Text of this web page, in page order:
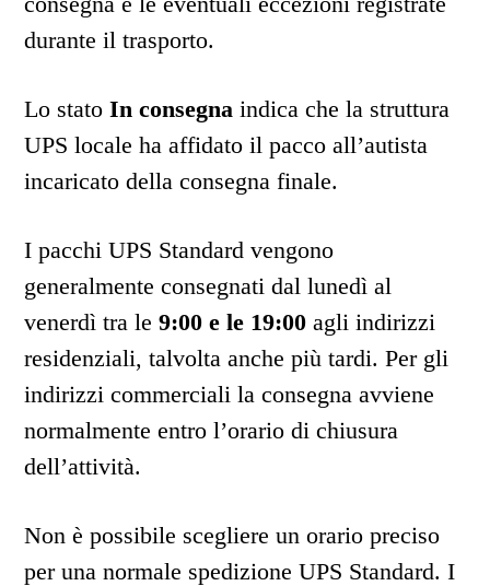
durante il trasporto.
Lo statoIn consegna indica che la struttura
UPS locale ha affidato il pacco all’autista
incaricato della consegna finale.
I pacchi UPS Standard vengono
generalmente consegnati dal lunedì al
venerdì tra le9:00 e le 19:00 agli indirizzi
residenziali, talvolta anche più tardi. Per gli
indirizzi commerciali la consegna avviene
normalmente entro l’orario di chiusura
dell’attività.
Non è possibile scegliere un orario preciso
per una normale spedizione UPS Standard. I